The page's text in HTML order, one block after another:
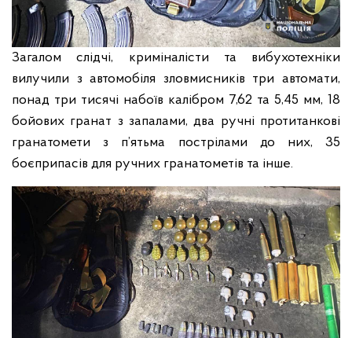
Загалом слідчі, криміналісти та вибухотехніки
вилучили з автомобіля зловмисників три автомати,
понад три тисячі набоїв калібром 7,62 та 5,45 мм, 18
бойових гранат з запалами, два ручні протитанкові
гранатомети з п’ятьма пострілами до них, 35
боєприпасів для ручних гранатометів та інше.